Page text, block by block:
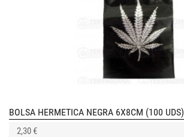
BOLSA HERMETICA NEGRA 6X8CM (100 UDS)
2,30 €